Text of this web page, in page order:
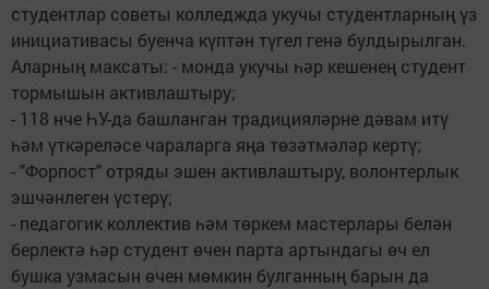
студентлар советы колледжда укучы студентларның үз
инициативасы буенча күптән түгел генә булдырылган.
Аларның максаты: - монда укучы һәр кешенең студент
тормышын активлаштыру;
- 118 нче ҺУ-да башланган традицияләрне дәвам итү
һәм үткәреләсе чараларга яңа төзәтмәләр кертү;
- "Форпост" отряды эшен активлаштыру, волонтерлык
эшчәнлеген үстерү;
- педагогик коллектив һәм төркем мастерлары белән
берлектә һәр студент өчен парта артындагы өч ел
бушка узмасын өчен мөмкин булганның барын да